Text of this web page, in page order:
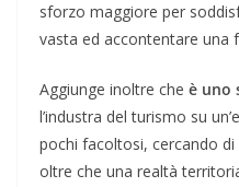
sforzo maggiore per
vasta ed accontentare una
Aggiunge inoltre che è uno
l’industra del turismo su
pochi facoltosi, cercando di
oltre che una realtà